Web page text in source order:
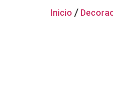
Inicio /